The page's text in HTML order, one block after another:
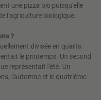
une pizza bio puisqu'elle
l'agriculture biologique.
?
divisée en quarts.
le printemps. Un second
représentait l'été. Un
l'automne et le quatrième